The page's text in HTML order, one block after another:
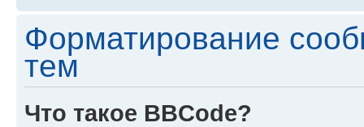
Форматирование
тем
Что такое BBCode?